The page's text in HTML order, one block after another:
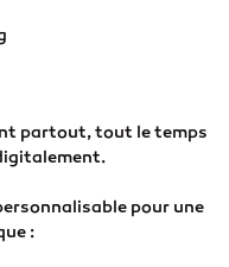
partout, tout le temps
pour une
: